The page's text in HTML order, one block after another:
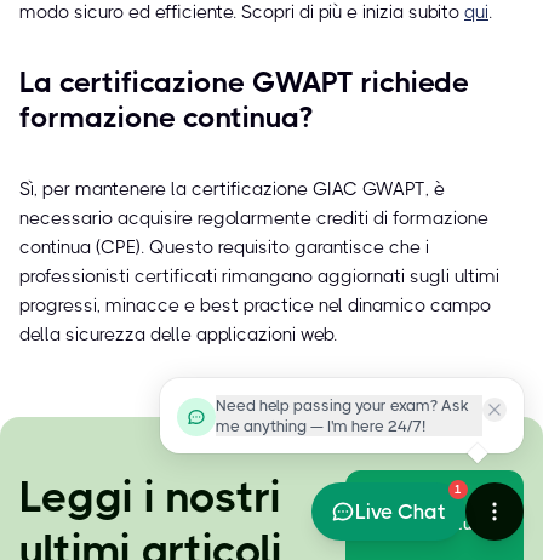
modo sicuro ed efficiente. Scopri di più e inizia subito qui.
La certificazione GWAPT richiede
formazione continua?
Sì, per mantenere la certificazione GIAC GWAPT, è
necessario acquisire regolarmente crediti di formazione
continua (CPE). Questo requisito garantisce che i
professionisti certificati rimangano aggiornati sugli ultimi
progressi, minacce e best practice nel dinamico campo
della sicurezza delle applicazioni web.
Leggi i nostri
Visualizza tutto
Need help passing your exam? Ask
me anything — I'm here 24/7!
1
Live Chat